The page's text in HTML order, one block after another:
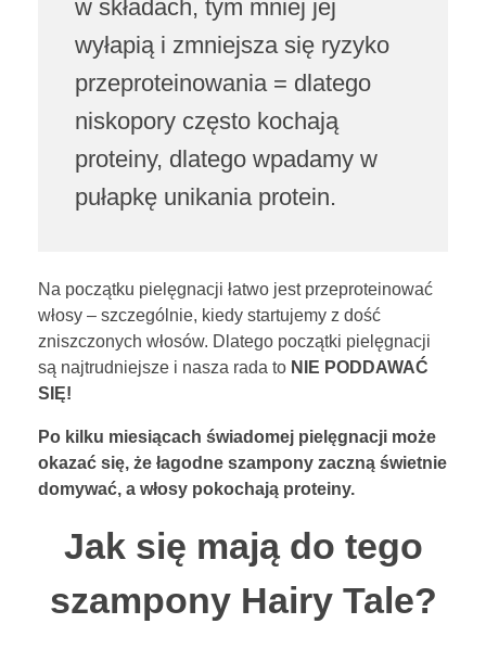
w składach, tym mniej jej
wyłapią i zmniejsza się ryzyko
przeproteinowania = dlatego
niskopory często kochają
proteiny, dlatego wpadamy w
pułapkę unikania protein.
Na początku pielęgnacji łatwo jest przeproteinować
włosy – szczególnie, kiedy startujemy z dość
zniszczonych włosów. Dlatego początki pielęgnacji
są najtrudniejsze i nasza rada to NIE PODDAWAĆ
SIĘ!
Po kilku miesiącach świadomej pielęgnacji może
okazać się, że łagodne szampony zaczną świetnie
domywać, a włosy pokochają proteiny.
Jak się mają do tego
szampony Hairy Tale?